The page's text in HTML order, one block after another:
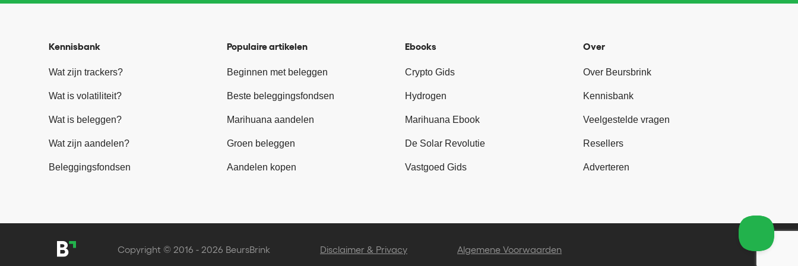
Kennisbank
Wat zijn trackers?
Wat is volatiliteit?
Wat is beleggen?
Wat zijn aandelen?
Beleggingsfondsen
Populaire artikelen
Beginnen met beleggen
Beste beleggingsfondsen
Marihuana aandelen
Groen beleggen
Aandelen kopen
Ebooks
Crypto Gids
Hydrogen
Marihuana Ebook
De Solar Revolutie
Vastgoed Gids
Over
Over Beursbrink
Kennisbank
Veelgestelde vragen
Resellers
Adverteren
Copyright © 2016 - 2026 BeursBrink Disclaimer & Privacy Algemene Voorwaarden